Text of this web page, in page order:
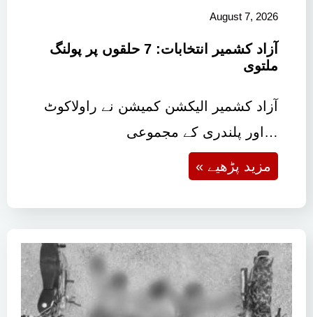
August 7, 2026
آزاد کشمیر انتخابات: 7 حلقوں پر پولنگ
ملتوی
آزاد کشمیر الیکشن کمیشن نے راولاکوٹ
اور پلندری کے مجموعی…
« مزید پڑھیے